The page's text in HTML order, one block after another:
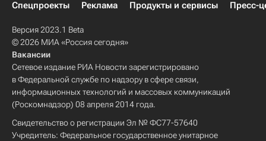
Спецпроекты
Реклама Продукты и сервисы Пресс-
Версия 2023.1 Beta
© 2026 МИА «Россия сегодня»
Вакансии
Сетевое издание РИА Новости зарегистрировано
в Федеральной службе по надзору в сфере связи,
информационных технологий и массовых коммуникаций
(Роскомнадзор) 08 апреля 2014 года.
Свидетельство о регистрации Эл № ФС77-57640
Учредитель: Федеральное государственное унитарное